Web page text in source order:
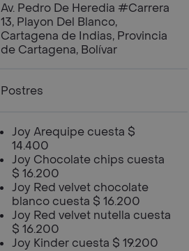
Av. Pedro De Heredia #Carrera
13, Playon Del Blanco,
Cartagena de Indias, Provincia
de Cartagena, Bolívar
Postres
Joy Arequipe cuesta $
14.400
Joy Chocolate chips cuesta
$ 16.200
Joy Red velvet chocolate
blanco cuesta $ 16.200
Joy Red velvet nutella cuesta
$ 16.200
Joy Kinder cuesta $ 19.200